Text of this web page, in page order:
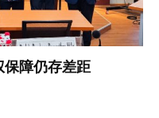
障仍存差距